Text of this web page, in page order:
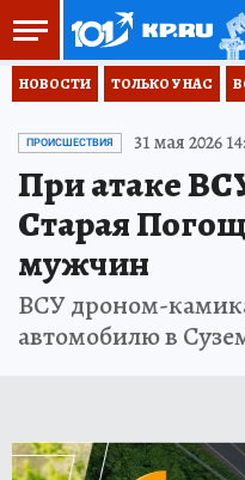
НОВОСТИ ТОЛЬКО У НАС
ПРОИСШЕСТВИЯ 31 мая 2026
При атаке
Старая
мужчин
ВСУ дроном-
автомобилю в